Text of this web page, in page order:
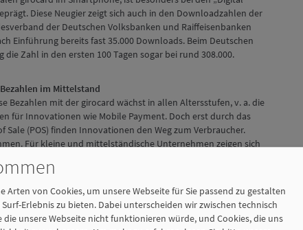
Diese Neugier zeigt sich auch in den Downloadzahlen der
der Deutschen Volksbanken und Raiffeisenbanken
Einführung bereits fast 35.000 Downloads. Beim Deutschen
die Zahl in den ersten 100 Tagen sogar bei rund 308.000.
im Mittelstand
Bezahlen mit der girocard wächst in allen Altersstufen, v. a. die
für Innovationen wie Mobile Payment. Doch erst durch das
(POS) finden Innovationen den Weg zum Verbraucher.
Für kleine und mittelständische Unternehmen zeigen sich
Ernst Stahl der ibi research GmbH gibt im Interview
vermehrt dort Einzug halten.
die Innovationen fehlen, sondern der politische Wille
Kühn, Sprecher für Verkehrspolitik der Bundestagsfraktion
Arten von Cookies, um unsere Webseite für Sie passend zu gestalten
Erlebnis zu bieten. Dabei unterscheiden wir zwischen technisch
unsere Webseite nicht funktionieren würde, und Cookies, die uns